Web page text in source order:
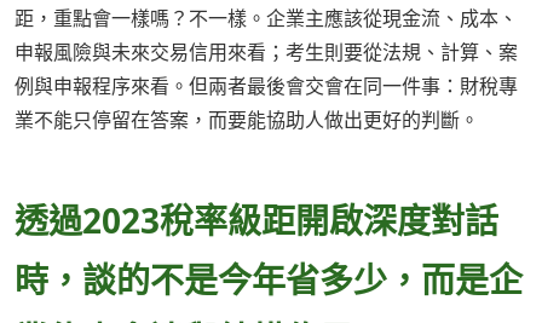
距，重點會一樣嗎？不一樣。企業主應該從現金流、成本、
申報風險與未來交易信用來看；考生則要從法規、計算、案
例與申報程序來看。但兩者最後會交會在同一件事：財稅專
業不能只停留在答案，而要能協助人做出更好的判斷。
透過2023稅率級距開啟深度對話
時，談的不是今年省多少，而是企